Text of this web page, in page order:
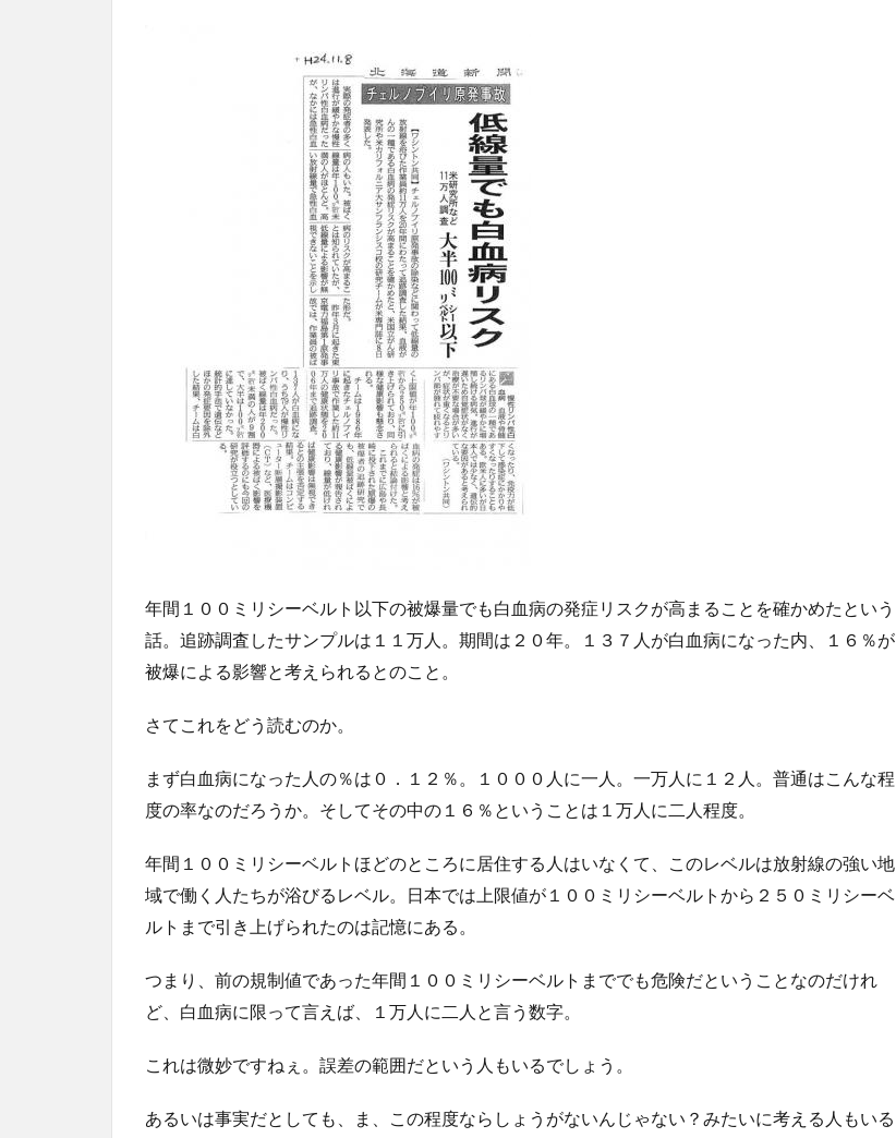
年間１００ミリシーベルト以下の被爆量でも白血病の発症リスクが高まることを確かめたという
話。追跡調査したサンプルは１１万人。期間は２０年。１３７人が白血病になった内、１６％が
被爆による影響と考えられるとのこと。
さてこれをどう読むのか。
まず白血病になった人の％は０．１２％。１０００人に一人。一万人に１２人。普通はこんな程
度の率なのだろうか。そしてその中の１６％ということは１万人に二人程度。
年間１００ミリシーベルトほどのところに居住する人はいなくて、このレベルは放射線の強い地
域で働く人たちが浴びるレベル。日本では上限値が１００ミリシーベルトから２５０ミリシーベ
ルトまで引き上げられたのは記憶にある。
つまり、前の規制値であった年間１００ミリシーベルトまででも危険だということなのだけれ
ど、白血病に限って言えば、１万人に二人と言う数字。
これは微妙ですねぇ。誤差の範囲だという人もいるでしょう。
あるいは事実だとしても、ま、この程度ならしょうがないんじゃない？みたいに考える人もいる